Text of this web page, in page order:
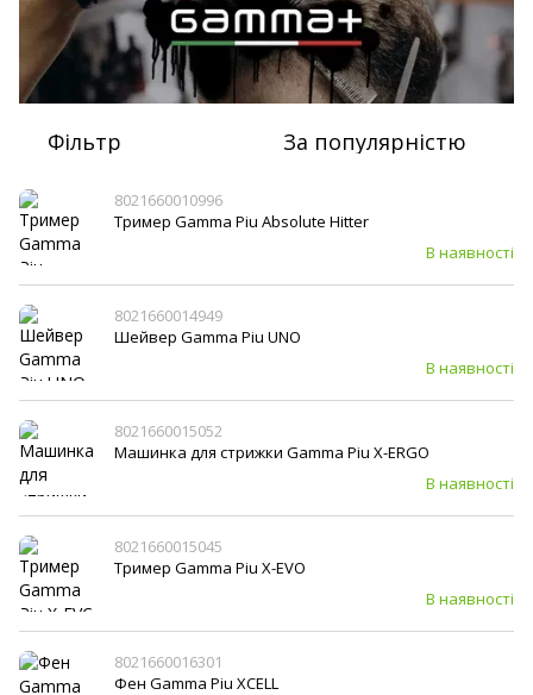
Фільтр За популярністю
8021660010996
Тример Gamma Piu Absolute Hitter
В наявності
8021660014949
Шейвер Gamma Piu UNO
В наявності
8021660015052
Машинка для стрижки Gamma Piu X-ERGO
В наявності
8021660015045
Тример Gamma Piu X-EVO
В наявності
8021660016301
Фен Gamma Piu XCELL